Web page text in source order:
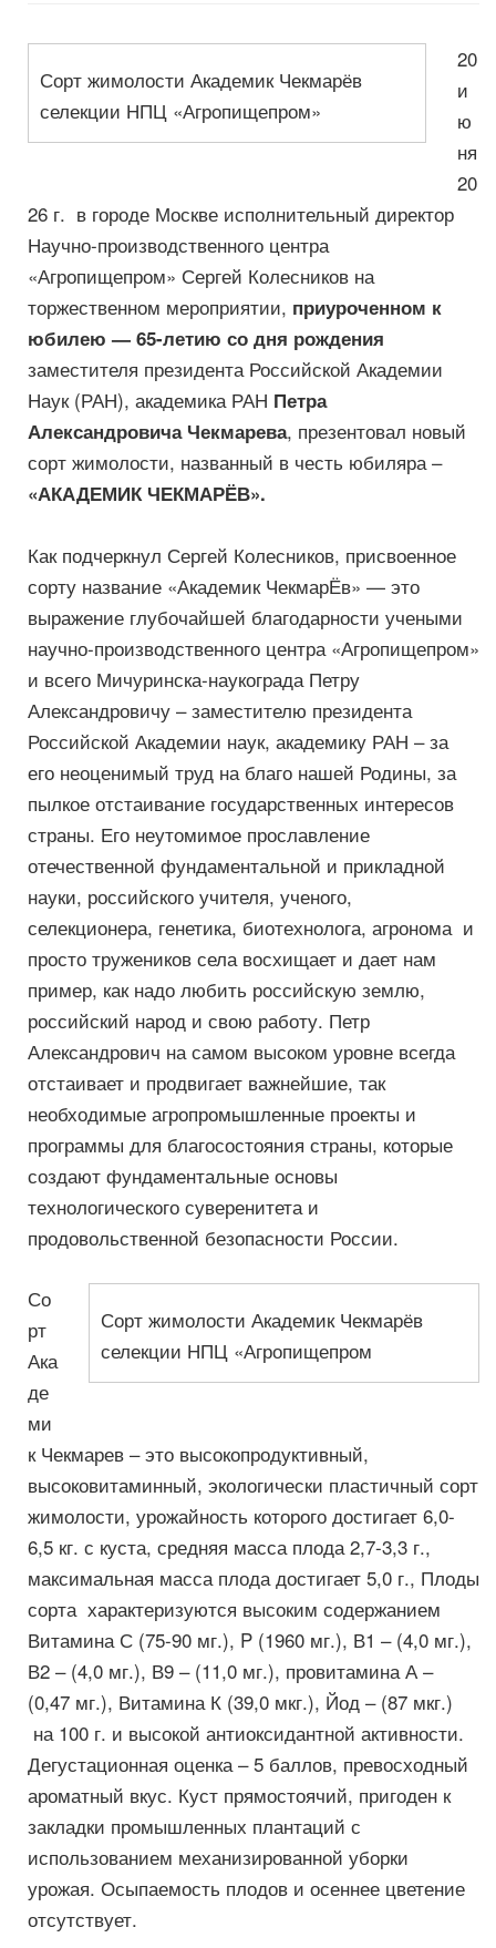
Сорт жимолости Академик Чекмарёв
селекции НПЦ «Агропищепром»
20
и
ю
ня
20
26 г. в городе Москве исполнительный директор
Научно-производственного центра
«Агропищепром» Сергей Колесников на
торжественном мероприятии, приуроченном к
юбилею — 65-летию со дня рождения
заместителя президента Российской Академии
Наук (РАН), академика РАН Петра
Александровича Чекмарева, презентовал новый
сорт жимолости, названный в честь юбиляра –
«АКАДЕМИК ЧЕКМАРЁВ».
Как подчеркнул Сергей Колесников, присвоенное
сорту название «Академик ЧекмарЁв» — это
выражение глубочайшей благодарности учеными
научно-производственного центра «Агропищепром»
и всего Мичуринска-наукограда Петру
Александровичу – заместителю президента
Российской Академии наук, академику РАН – за
его неоценимый труд на благо нашей Родины, за
пылкое отстаивание государственных интересов
страны. Его неутомимое прославление
отечественной фундаментальной и прикладной
науки, российского учителя, ученого,
селекционера, генетика, биотехнолога, агронома и
просто тружеников села восхищает и дает нам
пример, как надо любить российскую землю,
российский народ и свою работу. Петр
Александрович на самом высоком уровне всегда
отстаивает и продвигает важнейшие, так
необходимые агропромышленные проекты и
программы для благосостояния страны, которые
создают фундаментальные основы
технологического суверенитета и
продовольственной безопасности России.
Сорт жимолости Академик Чекмарёв
селекции НПЦ «Агропищепром
Со
рт
Ака
де
ми
к Чекмарев – это высокопродуктивный,
высоковитаминный, экологически пластичный сорт
жимолости, урожайность которого достигает 6,0-
6,5 кг. с куста, средняя масса плода 2,7-3,3 г.,
максимальная масса плода достигает 5,0 г., Плоды
сорта характеризуются высоким содержанием
Витамина С (75-90 мг.), P (1960 мг.), В1 – (4,0 мг.),
В2 – (4,0 мг.), В9 – (11,0 мг.), провитамина А –
(0,47 мг.), Витамина К (39,0 мкг.), Йод – (87 мкг.)
на 100 г. и высокой антиоксидантной активности.
Дегустационная оценка – 5 баллов, превосходный
ароматный вкус. Куст прямостоячий, пригоден к
закладки промышленных плантаций с
использованием механизированной уборки
урожая. Осыпаемость плодов и осеннее цветение
отсутствует.